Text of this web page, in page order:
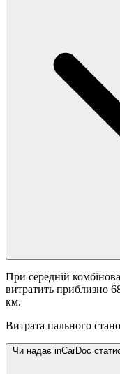
При середній
витратить приблизно
км.
Витрата пального
Чи надає inCarDoc